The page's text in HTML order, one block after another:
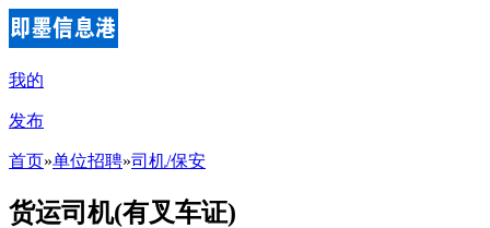
我的
发布
首页»单位招聘»司机/保安
货运司机(有叉车证)